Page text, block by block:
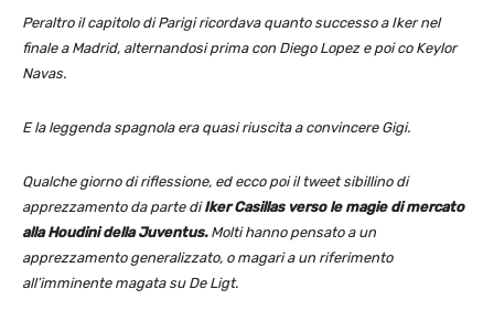
Peraltro il capitolo di Parigi ricordava quanto successo a Iker nel
finale a Madrid, alternandosi prima con Diego Lopez e poi co Keylor
Navas.
E la leggenda spagnola era quasi riuscita a convincere Gigi.
Qualche giorno di riflessione, ed ecco poi il tweet sibillino di
apprezzamento da parte diIker Casillas verso le magie di mercato
alla Houdini della Juventus.Molti hanno pensato a un
apprezzamento generalizzato, o magari a un riferimento
all’imminente magata su De Ligt.